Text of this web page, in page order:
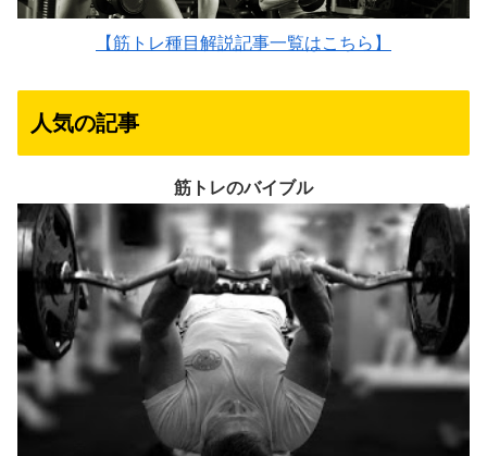
【筋トレ種目解説記事一覧はこちら】
人気の記事
筋トレのバイブル